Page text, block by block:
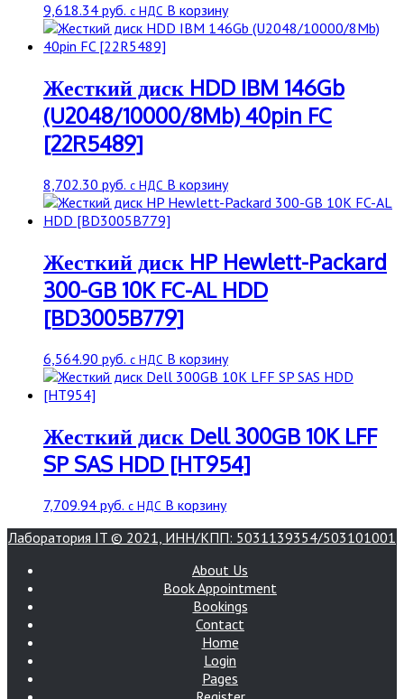
9,618.34 руб. с НДС В корзину
Жесткий диск HDD IBM 146Gb
(U2048/10000/8Mb) 40pin FC
[22R5489]
8,702.30 руб. с НДС В корзину
Жесткий диск HP Hewlett-Packard
300-GB 10K FC-AL HDD
[BD3005B779]
6,564.90 руб. с НДС В корзину
Жесткий диск Dell 300GB 10K LFF
SP SAS HDD [HT954]
7,709.94 руб. с НДС В корзину
Лаборатория IT © 2021, ИНН/КПП: 5031139354/503101001
About Us
Book Appointment
Bookings
Contact
Home
Login
Pages